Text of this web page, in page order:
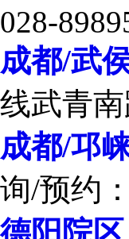
028-
成都/武
线武青
成都/邛
询/预约